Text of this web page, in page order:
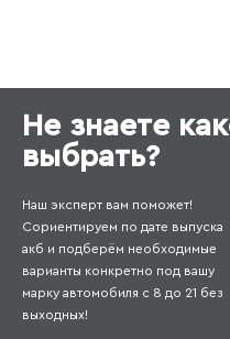
Не знаете
выбрать?
Наш эксперт вам поможет!
Сориентируем по дате выпуска
акб и подберём необходимые
варианты конкретно под вашу
марку автомобиля с 8 до 21 без
выходных!